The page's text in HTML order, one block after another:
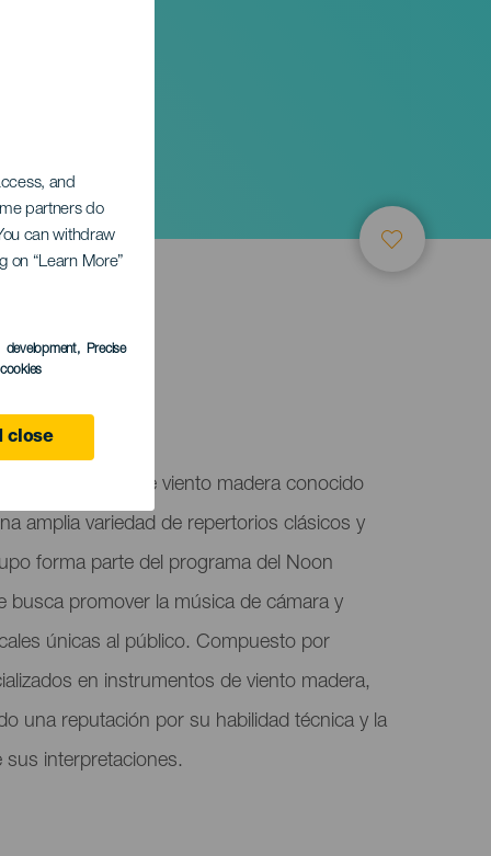
and
partners do
can withdraw
on “Learn More”
development, Precise
close
ensemble de viento madera conocido
amplia variedad de repertorios clásicos y
forma parte del programa del Noon
busca promover la música de cámara y
únicas al público. Compuesto por
en instrumentos de viento madera,
una reputación por su habilidad técnica y la
interpretaciones.